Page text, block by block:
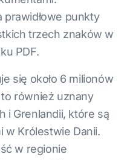
punkty
trzech znaków w
PDF.
się około 6 milionów
to również uznany
i Grenlandii, które są
w Królestwie Danii.
w regionie